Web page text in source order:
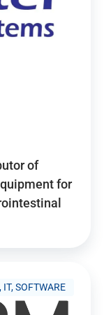
of
for
IT, SOFTWARE